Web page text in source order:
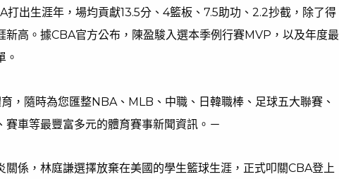
打出生涯年，場均貢獻13.5分、4籃板、7.5助功、2.2抄截，除了得
新高。據CBA官方公布，陳盈駿入選本季例行賽MVP，以及年度最
。
，隨時為您匯整NBA、MLB、中職、日韓職棒、足球五大聯賽、
賽車等最豐富多元的體育賽事新聞資訊。－
關係，林庭謙選擇放棄在美國的學生籃球生涯，正式叩關CBA登上